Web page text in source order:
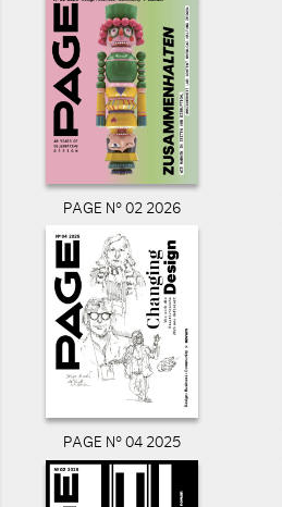
PAGE N° 02 2026
PAGE N° 04 2025